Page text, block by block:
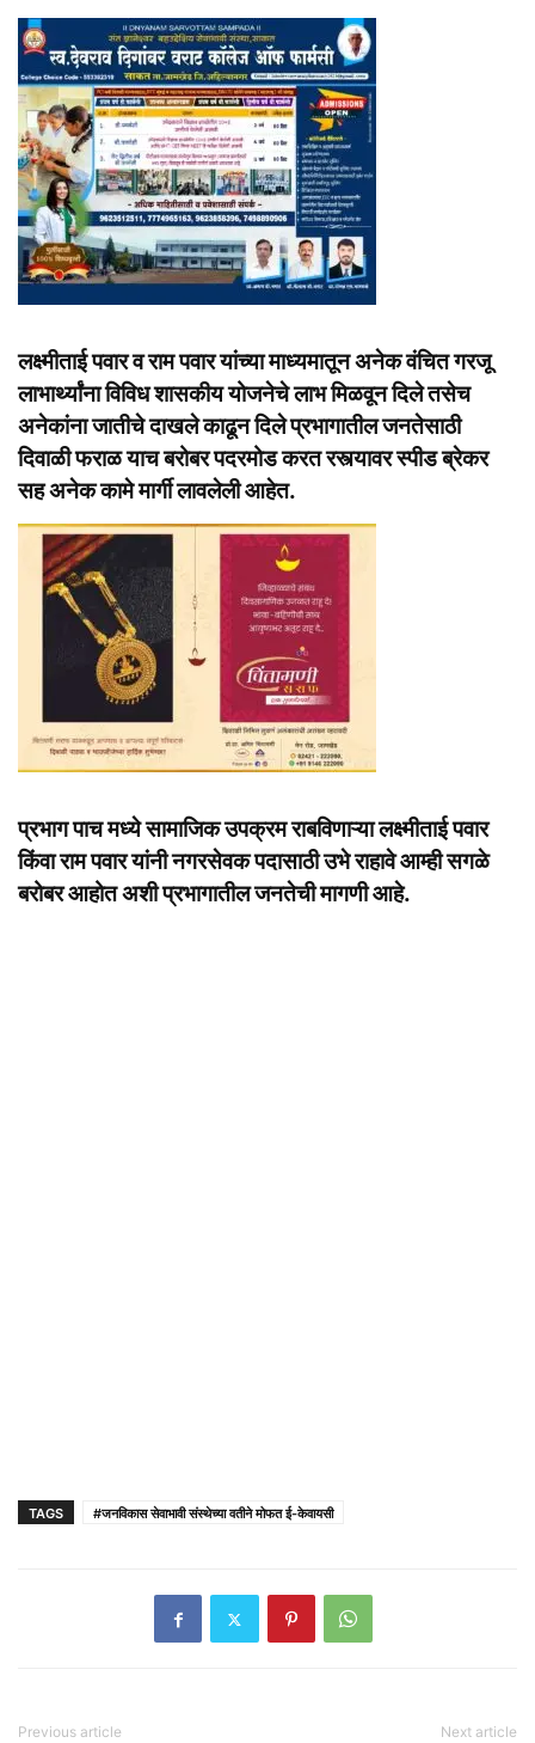
लक्ष्मीताई पवार व राम पवार यांच्या माध्यमातून अनेक वंचित गरजू
लाभार्थ्यांना विविध शासकीय योजनेचे लाभ मिळवून दिले तसेच
अनेकांना जातीचे दाखले काढून दिले प्रभागातील जनतेसाठी
दिवाळी फराळ याच बरोबर पदरमोड करत रस्त्यावर स्पीड ब्रेकर
सह अनेक कामे मार्गी लावलेली आहेत.
प्रभाग पाच मध्ये सामाजिक उपक्रम राबविणाऱ्या लक्ष्मीताई पवार
किंवा राम पवार यांनी नगरसेवक पदासाठी उभे राहावे आम्ही सगळे
बरोबर आहोत अशी प्रभागातील जनतेची मागणी आहे.
TAGS #जनविकास सेवाभावी संस्थेच्या वतीने मोफत ई-केवायसी
Previous article Next article